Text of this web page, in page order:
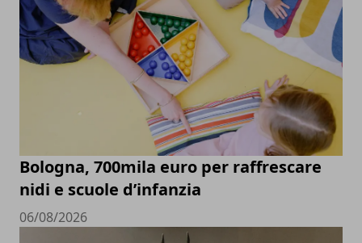
Bologna, 700mila euro per raffrescare
nidi e scuole d’infanzia
06/08/2026